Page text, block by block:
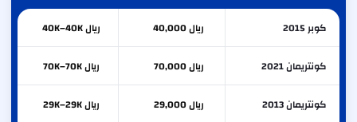
كوبر 2015 ريال 40,000 ريال 40K–40K
كونتريمان 2021 ريال 70,000 ريال 70K–70K
كونتريمان 2013 ريال 29,000 ريال 29K–29K